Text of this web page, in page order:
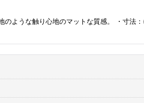
のような触り心地のマットな質感。 ・寸